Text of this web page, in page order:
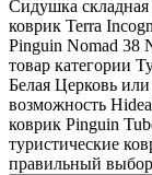
Сидушка
коврик Terra
Pinguin Nomad 38
товар категории
Белая Церковь
возможность
коврик Pinguin
туристические
правильный